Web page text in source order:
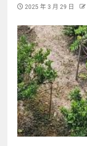
2025 年 3 月 29 日